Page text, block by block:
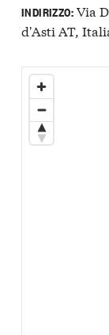
INDIRIZZO:Via
d'Asti AT,